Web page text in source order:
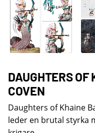
DAUGHTERS
COVEN
Daughters of Khaine
leder en brutal styrka